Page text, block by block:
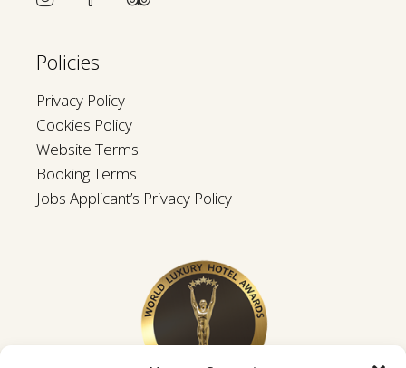
Policies
Privacy Policy
Cookies Policy
Website Terms
Booking Terms
Jobs Applicant’s Privacy Policy